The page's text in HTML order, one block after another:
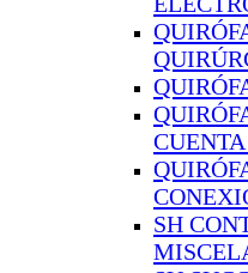
SH